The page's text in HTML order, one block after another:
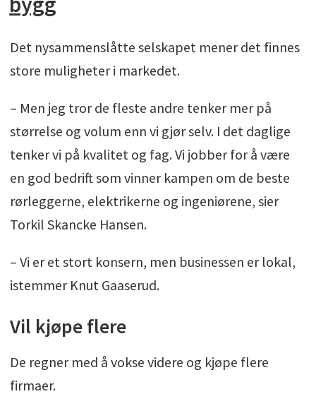
Det nysammenslåtte selskapet mener det finnes
store muligheter i markedet.
– Men jeg tror de fleste andre tenker mer på
størrelse og volum enn vi gjør selv. I det daglige
tenker vi på kvalitet og fag. Vi jobber for å være
en god bedrift som vinner kampen om de beste
rørleggerne, elektrikerne og ingeniørene, sier
Torkil Skancke Hansen.
– Vi er et stort konsern, men businessen er lokal,
istemmer Knut Gaaserud.
Vil kjøpe flere
De regner med å vokse videre og kjøpe flere
firmaer.